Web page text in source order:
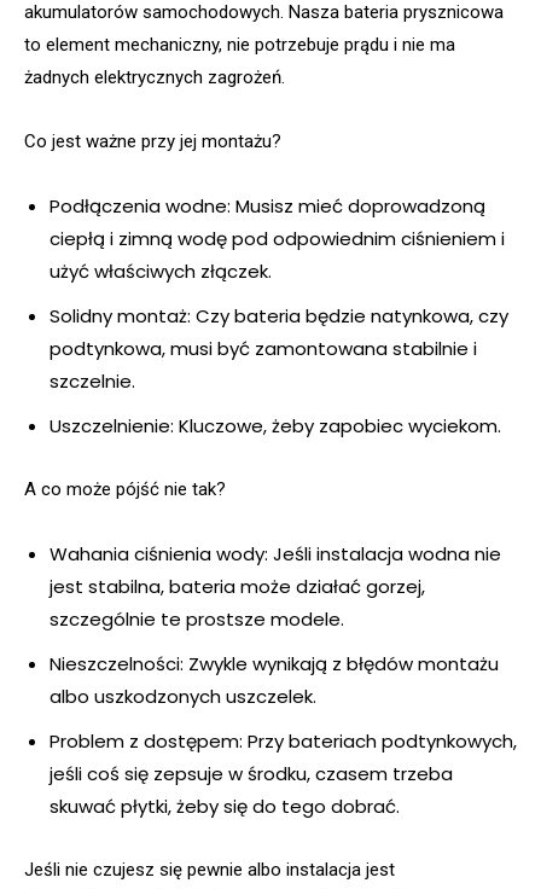
akumulatorów samochodowych. Nasza bateria prysznicowa
to element mechaniczny, nie potrzebuje prądu i nie ma
żadnych elektrycznych zagrożeń.
Co jest ważne przy jej montażu?
Podłączenia wodne: Musisz mieć doprowadzoną
ciepłą i zimną wodę pod odpowiednim ciśnieniem i
użyć właściwych złączek.
Solidny montaż: Czy bateria będzie natynkowa, czy
podtynkowa, musi być zamontowana stabilnie i
szczelnie.
Uszczelnienie: Kluczowe, żeby zapobiec wyciekom.
A co może pójść nie tak?
Wahania ciśnienia wody: Jeśli instalacja wodna nie
jest stabilna, bateria może działać gorzej,
szczególnie te prostsze modele.
Nieszczelności: Zwykle wynikają z błędów montażu
albo uszkodzonych uszczelek.
Problem z dostępem: Przy bateriach podtynkowych,
jeśli coś się zepsuje w środku, czasem trzeba
skuwać płytki, żeby się do tego dobrać.
Jeśli nie czujesz się pewnie albo instalacja jest